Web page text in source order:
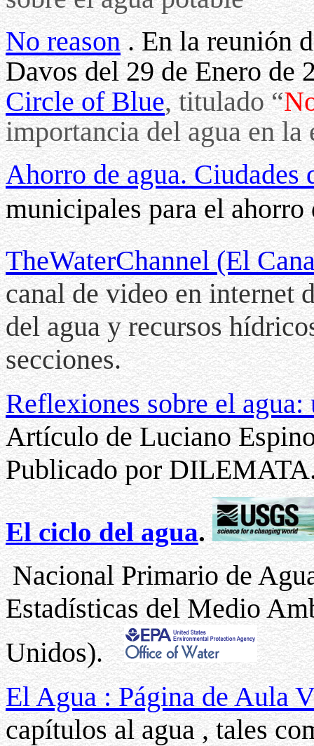
No reason. En la reunión
Davos del 29 de Enero de
Circle of Blue, titulado “
importancia del agua en
Ahorro de agua. Ciudades
municipales para el
TheWaterChannel (El
canal de video en internet
del agua y recursos
secciones.
Reflexiones sobre el
Artículo de Luciano
Publicado por
El ciclo del agua.
Nacional Primario de
Estadísticas del Medio
Unidos).
El Agua : Página de Aula
capítulos al agua , tales